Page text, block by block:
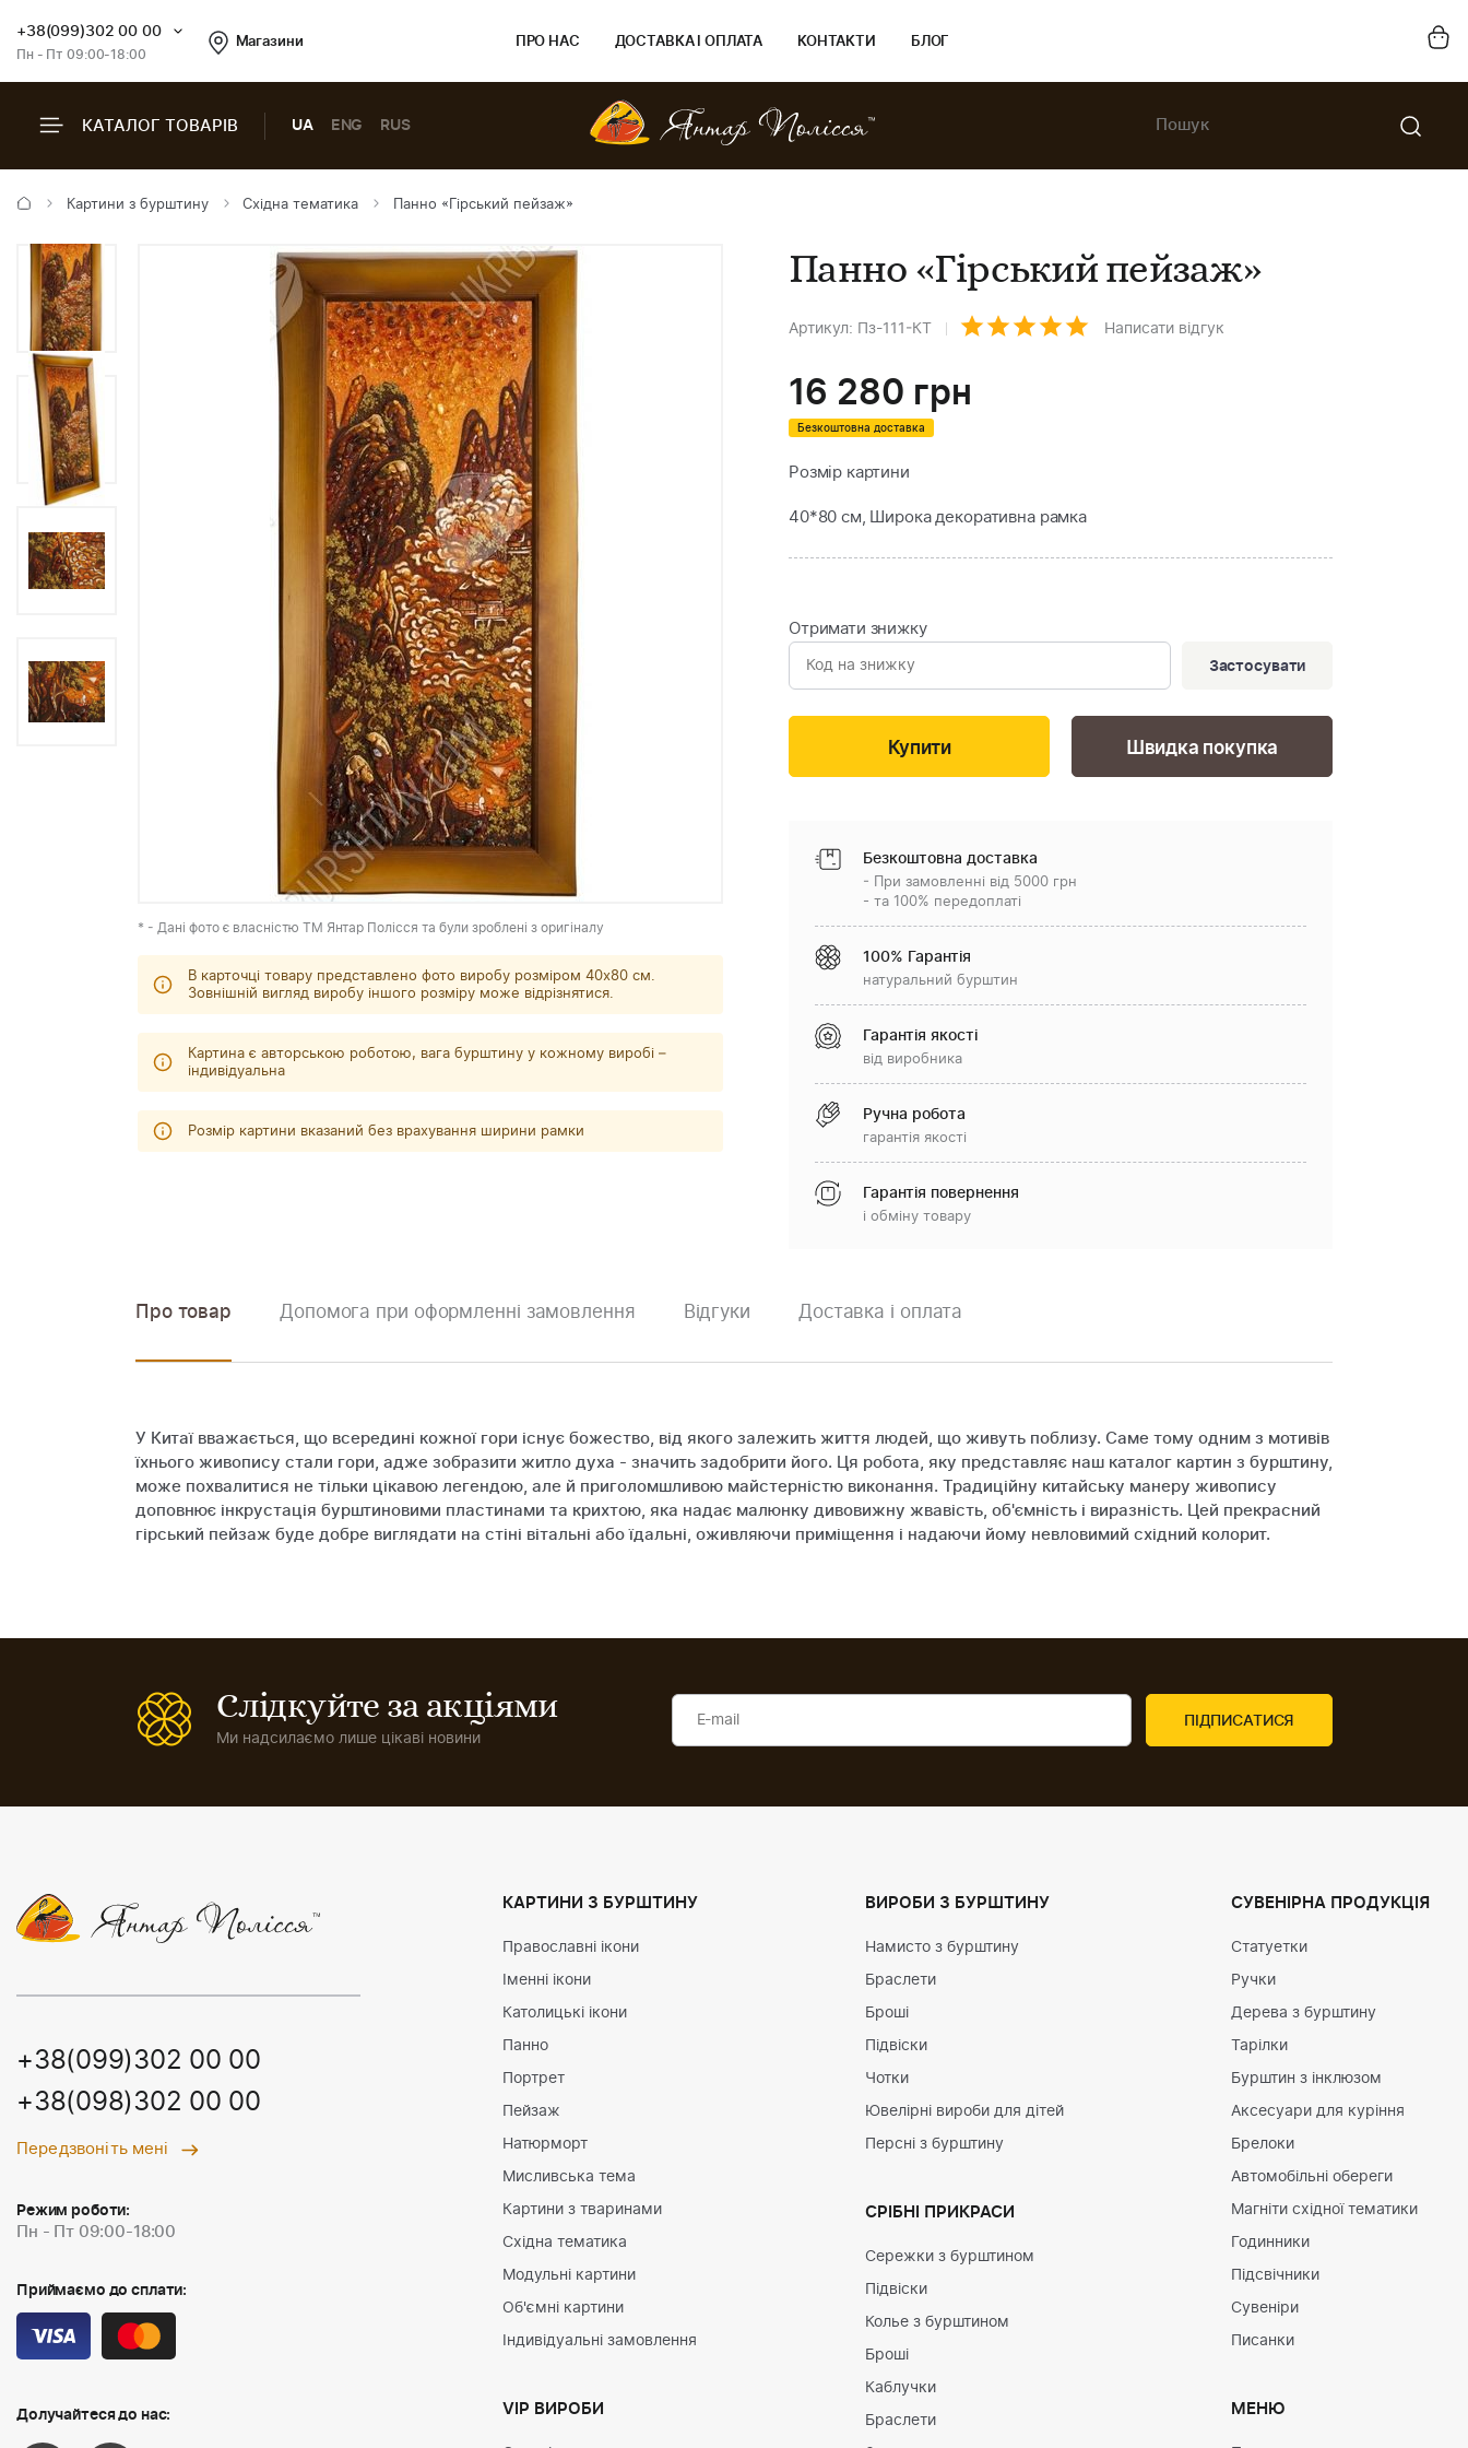
+38(099)302 00 00
Пн - Пт 09:00-18:00
Магазини ПРО НАС ДОСТАВКА І ОПЛАТА КОНТАКТИ БЛОГ
КАТАЛОГ ТОВАРІВ UA ENG RUS
Картини з бурштину Східна тематика Панно «Гірський пейзаж»
* - Дані фото є власністю ТМ Янтар Полісся та були зроблені з оригіналу
В карточці товару представлено фото виробу розміром 40х80 см.
Зовнішній вигляд виробу іншого розміру може відрізнятися.
Картина є авторською роботою, вага бурштину у кожному виробі –
індивідуальна
Розмір картини вказаний без врахування ширини рамки
Панно «Гірський пейзаж»
Артикул: Пз-111-КТ Написати відгук
16 280 грн
Безкоштовна доставка
Розмір картини
40*80 см, Широка декоративна рамка
Отримати знижку
Застосувати
Швидка покупка
Безкоштовна доставка
- При замовленні від 5000 грн
- та 100% передоплаті
100% Гарантія
натуральний бурштин
Гарантія якості
від виробника
Ручна робота
гарантія якості
Гарантія повернення
і обміну товару
Про товар Допомога при оформленні замовлення Відгуки Доставка і оплата
У Китаї вважається, що всередині кожної гори існує божество, від якого залежить життя людей, що живуть поблизу. Саме тому одним з мотивів
їхнього живопису стали гори, адже зобразити житло духа - значить задобрити його. Ця робота, яку представляє наш каталог картин з бурштину,
може похвалитися не тільки цікавою легендою, але й приголомшливою майстерністю виконання. Традиційну китайську манеру живопису
доповнює інкрустація бурштиновими пластинами та крихтою, яка надає малюнку дивовижну жвавість, об'ємність і виразність. Цей прекрасний
гірський пейзаж буде добре виглядати на стіні вітальні або їдальні, оживляючи приміщення і надаючи йому невловимий східний колорит.
Слідкуйте за акціями
Ми надсилаємо лише цікаві новини
+38(099)302 00 00
+38(098)302 00 00
Передзвоніть мені
Режим роботи:
Пн - Пт 09:00-18:00
Приймаємо до сплати:
Долучайтеся до нас:
КАРТИНИ З БУРШТИНУ
Православні ікони
Іменні ікони
Католицькі ікони
Панно
Портрет
Пейзаж
Натюрморт
Мисливська тема
Картини з тваринами
Східна тематика
Модульні картини
Об'ємні картини
Індивідуальні замовлення
VIP ВИРОБИ
ВИРОБИ З БУРШТИНУ
Намисто з бурштину
Браслети
Броші
Підвіски
Чотки
Ювелірні вироби для дітей
Персні з бурштину
СРІБНІ ПРИКРАСИ
Сережки з бурштином
Підвіски
Колье з бурштином
Броші
Каблучки
Браслети
СУВЕНІРНА ПРОДУКЦІЯ
Статуетки
Ручки
Дерева з бурштину
Тарілки
Бурштин з інклюзом
Аксесуари для куріння
Брелоки
Автомобільні обереги
Магніти східної тематики
Годинники
Підсвічники
Сувеніри
Писанки
МЕНЮ